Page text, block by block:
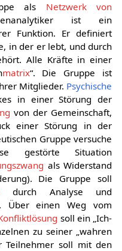
als Netzwerk von
ist ein
Funktion. Er definiert
in der er lebt, und durch
Alle Kräfte in einer
matrix“. Die Gruppe ist
Mitglieder. Psychische
in einer Störung der
von der Gemeinschaft,
einer Störung in der
Gruppe versuche
gestörte Situation
als Widerstand
Die Gruppe soll
durch Analyse und
Über einen Weg vom
soll ein „Ich-
zu seiner „wahren
Teilnehmer soll mit den